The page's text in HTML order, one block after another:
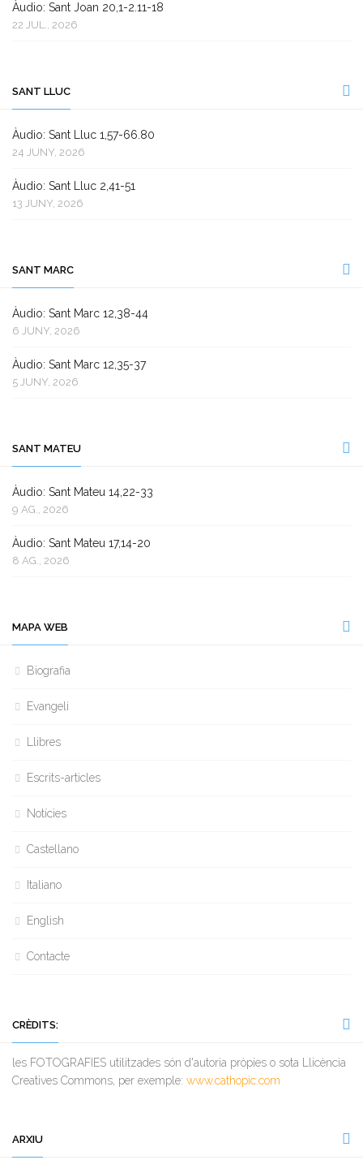
Àudio: Sant Joan 20,1-2.11-18
22 JUL., 2026
SANT LLUC
Àudio: Sant Lluc 1,57-66.80
24 JUNY, 2026
Àudio: Sant Lluc 2,41-51
13 JUNY, 2026
SANT MARC
Àudio: Sant Marc 12,38-44
6 JUNY, 2026
Àudio: Sant Marc 12,35-37
5 JUNY, 2026
SANT MATEU
Àudio: Sant Mateu 14,22-33
9 AG., 2026
Àudio: Sant Mateu 17,14-20
8 AG., 2026
MAPA WEB
Biografia
Evangeli
Llibres
Escrits-articles
Notícies
Castellano
Italiano
English
Contacte
CRÈDITS:
les FOTOGRAFIES utilitzades són d'autoria pròpies o sota Llicència
Creatives Commons, per exemple: www.cathopic.com
ARXIU